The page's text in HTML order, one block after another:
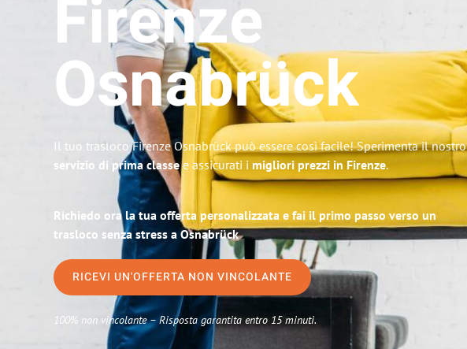
Firenze
Osnabrück
Il tuo trasloco Firenze Osnabrück può essere così facile! Sperimenta il nostro
servizio di prima classee assicurati i migliori prezzi in Firenze.
Richiedo ora la tua offerta personalizzata e fai il primo passo verso un
trasloco senza stress a Osnabrück
RICEVI UN'OFFERTA NON VINCOLANTE
100% non vincolante – Risposta garantita entro 15 minuti.